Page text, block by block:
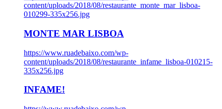
content/uploads/2018/08/restaurante_monte_mar_lisboa-
010299-335x256.jpg
MONTE MAR LISBOA
https://www.ruadebaixo.com/wp-
content/uploads/2018/08/restaurante_infame_lisboa-010215-
335x256.jpg
INFAME!